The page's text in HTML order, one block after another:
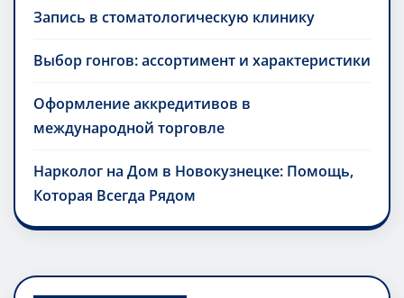
Запись в стоматологическую клинику
Выбор гонгов: ассортимент и характеристики
Оформление аккредитивов в
международной торговле
Нарколог на Дом в Новокузнецке: Помощь,
Которая Всегда Рядом